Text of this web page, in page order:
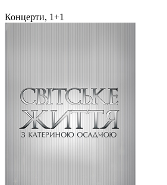
Концерти, 1+1